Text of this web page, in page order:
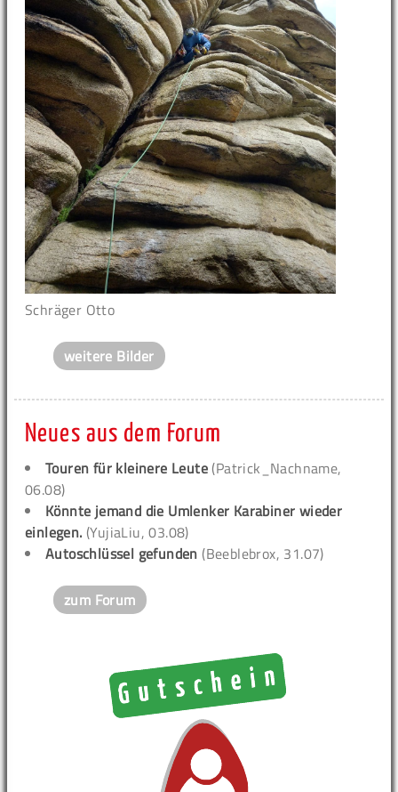
Schräger Otto
weitere Bilder
Neues aus dem Forum
Touren für kleinere Leute (Patrick_Nachname,
06.08)
Könnte jemand die Umlenker Karabiner wieder
einlegen. (YujiaLiu, 03.08)
Autoschlüssel gefunden (Beeblebrox, 31.07)
zum Forum